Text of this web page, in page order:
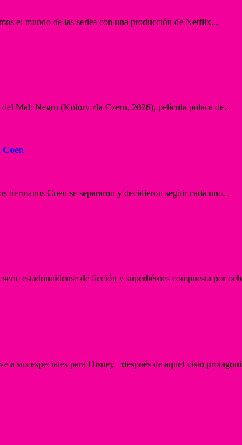
el mundo de las series con una producción de Netflix...
Mal: Negro (Kolory zla Czern, 2026), película polaca de...
Coen
Coen se separaron y decidieron seguir cada uno...
estadounidense de ficción y superhéroes compuesta por
sus especiales para Disney+ después de aquel visto